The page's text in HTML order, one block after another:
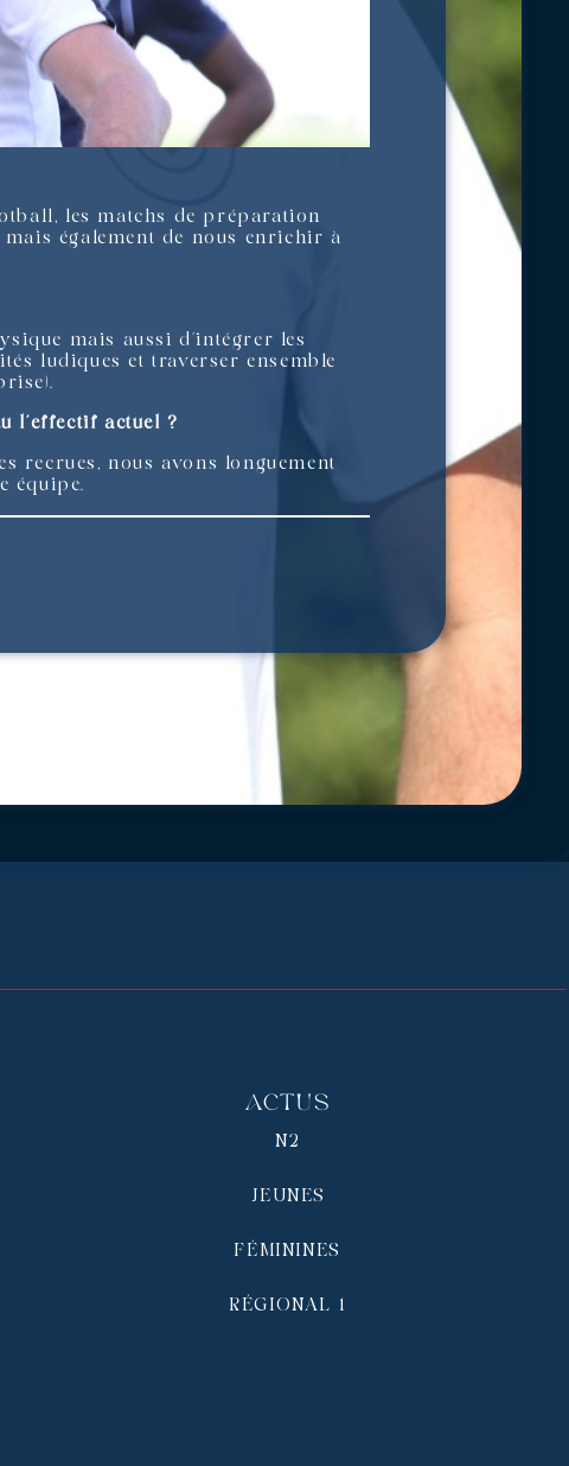
les matchs de préparation
également de nous enrichir à
mais aussi d’intégrer les
ludiques et traverser ensemble
l’effectif actuel ?
recrues, nous avons longuement
équipe.
Actus
N2
JEUNES
FÉMININES
RÉGIONAL 1